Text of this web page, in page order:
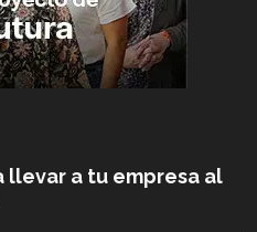
llevar a tu empresa al